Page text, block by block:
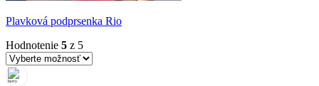
Plavková podprsenka Rio
Hodnotenie 5 z 5